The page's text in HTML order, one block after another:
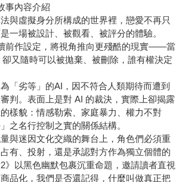
事內容介紹
與虛擬身分所構成的世界裡，戀愛不再只
一場被設計、被觀看、被評分的體驗。
前作設定，將視角推向更殘酷的現實——當
又隨時可以被拋棄、被刪除，誰有權決定
「劣等」的AI，因不符合人類期待而遭到
判。表面上是對 AI 的裁決，實際上卻揭露
樣貌：情感勒索、家庭暴力、權力不對
之名行控制之實的關係結構。
與迷因文化交織的舞台上，角色們必須重
有、投射，還是承認對方作為獨立個體的
》以黑色幽默包裹沉重命題，邀請讀者直視
品化，我們是否還記得，什麼叫做真正把